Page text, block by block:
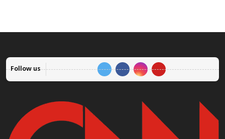
Follow us